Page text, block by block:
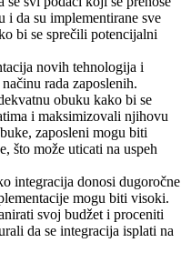
i da su implementirane sve
bi se sprečili potencijalni
novih tehnologija i
rada zaposlenih.
obuku kako bi se
i maksimizovali njihovu
zaposleni mogu biti
što može uticati na uspeh
integracija donosi dugoročne
mogu biti visoki.
svoj budžet i proceniti
da se integracija isplati na